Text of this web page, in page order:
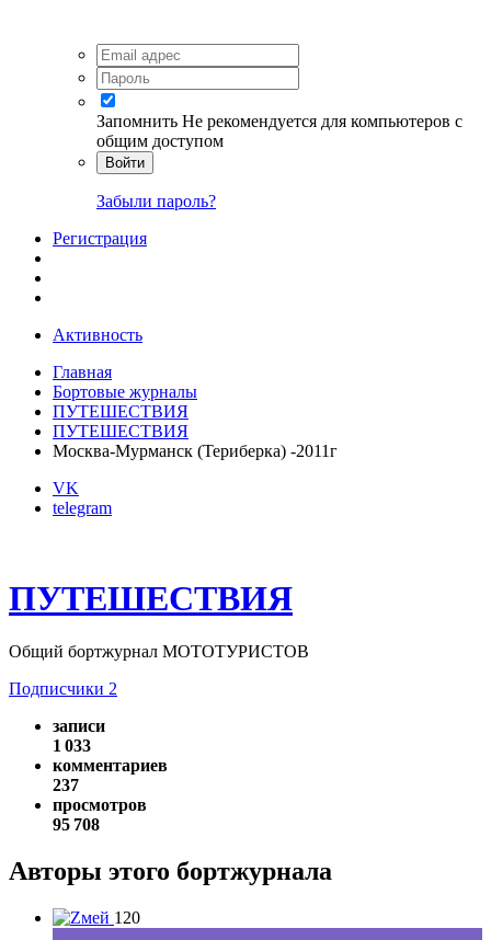
Запомнить Не рекомендуется для компьютеров с
общим доступом
Войти
Забыли пароль?
Регистрация
Активность
Главная
Бортовые журналы
ПУТЕШЕСТВИЯ
ПУТЕШЕСТВИЯ
Москва-Мурманск (Териберка) -2011г
VK
telegram
ПУТЕШЕСТВИЯ
Общий бортжурнал МОТОТУРИСТОВ
Подписчики 2
записи
1 033
комментариев
237
просмотров
95 708
Авторы этого бортжурнала
120